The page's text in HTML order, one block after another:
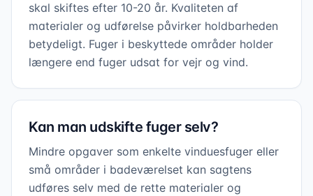
skal skiftes efter 10-20 år. Kvaliteten af
materialer og udførelse påvirker holdbarheden
betydeligt. Fuger i beskyttede områder holder
længere end fuger udsat for vejr og vind.
Kan man udskifte fuger selv?
Mindre opgaver som enkelte vinduesfuger eller
små områder i badeværelset kan sagtens
udføres selv med de rette materialer og